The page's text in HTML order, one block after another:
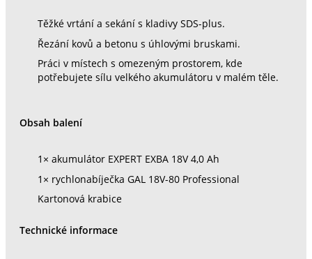
Těžké vrtání a sekání s kladivy SDS-plus.
Řezání kovů a betonu s úhlovými bruskami.
Práci v místech s omezeným prostorem, kde
potřebujete sílu velkého akumulátoru v malém těle.
Obsah balení
1× akumulátor EXPERT EXBA 18V 4,0 Ah
1× rychlonabíječka GAL 18V-80 Professional
Kartonová krabice
Technické informace